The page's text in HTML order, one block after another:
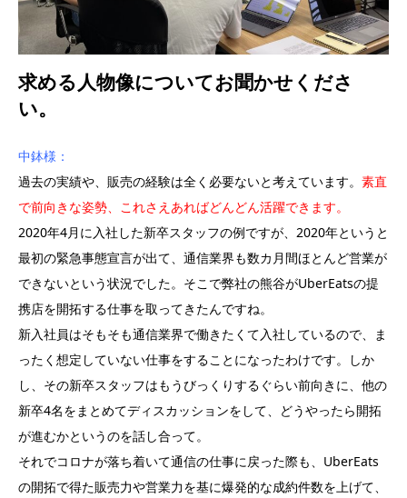
求める人物像についてお聞かせくださ
い。
中鉢様：
過去の実績や、販売の経験は全く必要ないと考えています。 素直
で前向きな姿勢、これさえあればどんどん活躍できます。
2020年4月に入社した新卒スタッフの例ですが、2020年というと
最初の緊急事態宣言が出て、通信業界も数カ月間ほとんど営業が
できないという状況でした。そこで弊社の熊谷がUberEatsの提
携店を開拓する仕事を取ってきたんですね。
新入社員はそもそも通信業界で働きたくて入社しているので、ま
ったく想定していない仕事をすることになったわけです。しか
し、その新卒スタッフはもうびっくりするぐらい前向きに、他の
新卒4名をまとめてディスカッションをして、どうやったら開拓
が進むかというのを話し合って。
それでコロナが落ち着いて通信の仕事に戻った際も、UberEats
の開拓で得た販売力や営業力を基に爆発的な成約件数を上げて、